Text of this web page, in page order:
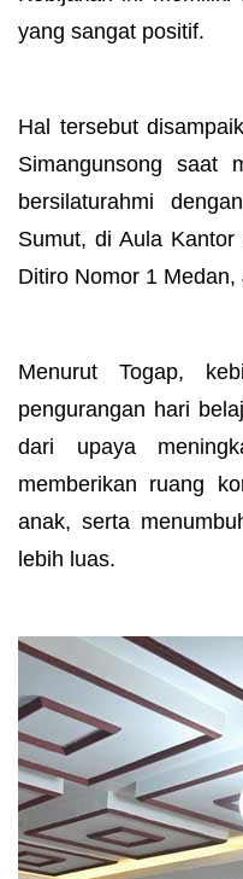
yang sangat positif.
Hal tersebut
Simangunsong saat
bersilaturahmi
Sumut, di Aula
Ditiro Nomor 1 Medan,
Menurut Togap,
pengurangan hari
dari upaya
memberikan ruang
anak, serta
lebih luas.